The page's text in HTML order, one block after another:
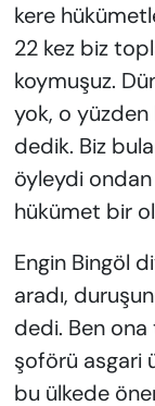
kere
22 kez biz
koymuşuz.
yok, o yüzden
dedik. Biz
öyleydi
hükümet bir
Engin Bingöl
aradı,
dedi. Ben ona
şoförü asgari
bu ülkede